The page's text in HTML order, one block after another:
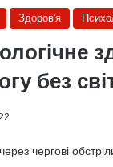
Здоров'я
без
чергові